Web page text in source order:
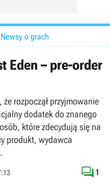
Newsy o grach
Eden – pre-order
rozpoczął przyjmowanie
dodatek do znanego
które zdecydują się na
produkt, wydawca
 1